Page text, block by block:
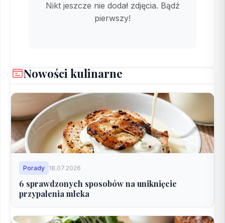
Nikt jeszcze nie dodał zdjęcia. Bądź
pierwszy!
Nowości kulinarne
Porady 18.07.2026
6 sprawdzonych sposobów na uniknięcie
przypalenia mleka